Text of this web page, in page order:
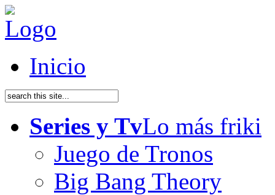
Inicio
Series y TvLo más friki
Juego de Tronos
Big Bang Theory